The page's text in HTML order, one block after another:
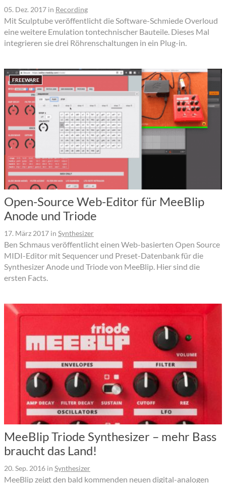
05. Dez. 2017 in Recording
Mit Sculptube veröffentlicht die Software-Schmiede Overloud
eine weitere Emulation tontechnischer Bauteile. Dieses Mal
integrieren sie drei Röhrenschaltungen in ein Plug-in.
FREEWARE
Open-Source Web-Editor für MeeBlip
Anode und Triode
17. März 2017 in Synthesizer
Ben Schmaus veröffentlicht einen Web-basierten Open Source
MIDI-Editor mit Sequencer und Preset-Datenbank für die
Synthesizer Anode und Triode von MeeBlip. Hier sind die
ersten Facts.
MeeBlip Triode Synthesizer – mehr Bass
braucht das Land!
20. Sep. 2016 in Synthesizer
MeeBlip zeigt den bald kommenden neuen digital-analogen